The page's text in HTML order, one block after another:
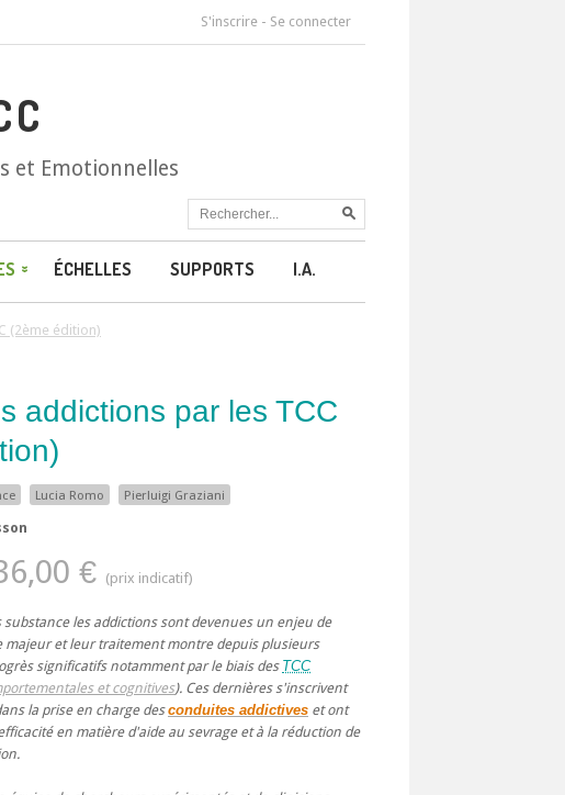
S'inscrire - Se connecter
et Emotionnelles
ÉCHELLES SUPPORTS I.A.
(2ème édition)
addictions par les TCC
Lucia Romo Pierluigi Graziani
€
substance les addictions sont devenues un enjeu de
majeur et leur traitement montre depuis plusieurs
significatifs notamment par le biais des TCC
et cognitives). Ces dernières s'inscrivent
la prise en charge desconduites addictives et ont
en matière d'aide au sevrage et à la réduction de